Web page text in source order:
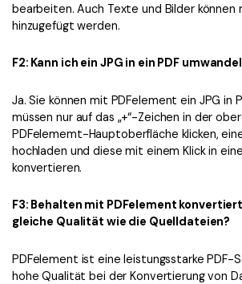
bearbeiten. Auch Texte und Bilder können
hinzugefügt werden.
F2: Kann ich ein JPG in ein PDF
Ja. Sie können mit PDFelement ein JPG in
müssen nur auf das „+“-Zeichen in der
PDFelememt-Hauptoberfläche klicken,
hochladen und diese mit einem Klick in
konvertieren.
F3: Behalten mit PDFelement
gleiche Qualität wie die Quelldateien?
PDFelement ist eine leistungsstarke PDF-
hohe Qualität bei der Konvertierung von